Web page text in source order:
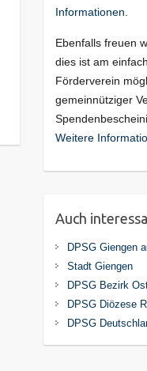
Informationen.
Ebenfalls freuen
dies ist am
Förderverein
gemeinnütziger
Weitere
Auch
DPSG Giengen
Stadt Giengen
DPSG Bezirk
DPSG Diözese
DPSG